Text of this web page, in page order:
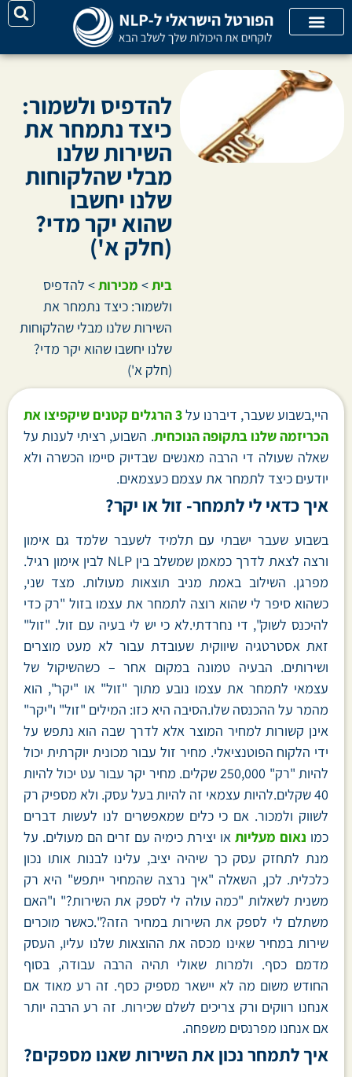
להדפיס ולשמור:
כיצד נתמחר את
השירות שלנו
מבלי שהלקוחות
שלנו יחשבו
שהוא יקר מדי?
(חלק א')
בית> מכירות> להדפיס
ולשמור: כיצד נתמחר את
השירות שלנו מבלי שהלקוחות
שלנו יחשבו שהוא יקר מדי?
(חלק א')
היי,בשבוע שעבר, דיברנו על
3 הרגלים קטנים שיקפיצו את
הכריזמה שלנו בתקופה הנוכחית. השבוע, רציתי לענות על
שאלה שעולה די הרבה מאנשים שבדיוק סיימו הכשרה ולא
יודעים כיצד לתמחר את עצמם כעצמאים.
איך כדאי לי לתמחר- זול או יקר?
בשבוע שעבר ישבתי עם תלמיד לשעבר שלמד גם אימון
ורצה לצאת לדרך כמאמן שמשלב בין NLP לבין אימון רגיל.
מפרגן. השילוב באמת מניב תוצאות מעולות. מצד שני,
כשהוא סיפר לי שהוא רוצה לתמחר את עצמו בזול "רק כדי
להיכנס לשוק", די נחרדתי.לא כי יש לי בעיה עם זול. "זול"
זאת אסטרטגיה שיווקית שעובדת עבור לא מעט מוצרים
ושירותים. הבעיה טמונה במקום אחר – כשהשיקול של
עצמאי לתמחר את עצמו נובע מתוך "זול" או "יקר", הוא
מהמר על ההכנסה שלו.הסיבה היא כזו: המילים "זול" ו"יקר"
אינן קשורות למחיר המוצר אלא לדרך שבה הוא נתפש על
ידי הלקוח הפוטנציאלי. מחיר זול עבור מכונית יוקרתית יכול
להיות "רק" 250,000 שקלים. מחיר יקר עבור עט יכול להיות
40 שקלים.להיות עצמאי זה להיות בעל עסק. ולא מספיק רק
לשווק ולמכור. אם כי כלים שמאפשרים לנו לעשות דברים
כמו נאום מעליות או יצירת כימיה עם זרים הם מעולים. על
מנת לתחזק עסק כך שיהיה יציב, עלינו לבנות אותו נכון
כלכלית. לכן, השאלה "איך נרצה שהמחיר ייתפש" היא רק
משנית לשאלות "כמה עולה לי לספק את השירות?" ו"האם
משתלם לי לספק את השירות במחיר הזה?".כאשר מוכרים
שירות במחיר שאינו מכסה את ההוצאות שלנו עליו, העסק
מדמם כסף. ולמרות שאולי תהיה הרבה עבודה, בסוף
החודש משום מה לא יישאר מספיק כסף. זה רע מאוד אם
אנחנו רווקים ורק צריכים לשלם שכירות. זה רע הרבה יותר
אם אנחנו מפרנסים משפחה.
איך לתמחר נכון את השירות שאנו מספקים?